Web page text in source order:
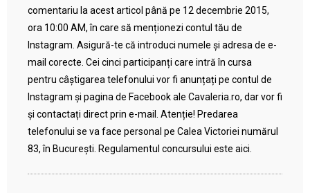
comentariu la acest articol până pe 12 decembrie 2015,
ora 10:00 AM, în care să menționezi contul tău de
Instagram. Asigură-te că introduci numele și adresa de e-
mail corecte. Cei cinci participanți care intră în cursa
pentru câștigarea telefonului vor fi anunțați pe contul de
Instagram și pagina de Facebook ale Cavaleria.ro, dar vor fi
și contactați direct prin e-mail. Atenție! Predarea
telefonului se va face personal pe Calea Victoriei numărul
83, în București. Regulamentul concursului este aici.